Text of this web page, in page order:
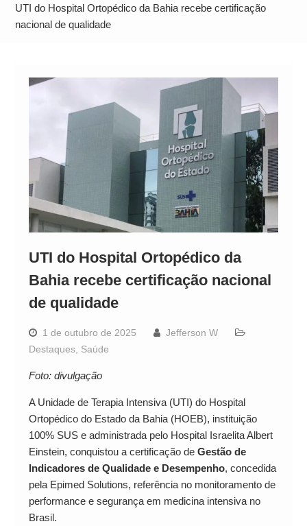
Neymar Chama Santos de “Esquisito” após
Vazamentos e Expõe Dívida de R$ 80 Milhões
UTI do Hospital Ortopédico da Bahia recebe certificação
nacional de qualidade
UTI do Hospital Ortopédico da
Bahia recebe certificação nacional
de qualidade
1 de outubro de 2025
Jefferson W
Destaques, Saúde
Foto: divulgação
A Unidade de Terapia Intensiva (UTI) do Hospital
Ortopédico do Estado da Bahia (HOEB), instituição
100% SUS e administrada pelo Hospital Israelita Albert
Einstein, conquistou a certificação de Gestão de
Indicadores de Qualidade e Desempenho, concedida
pela Epimed Solutions, referência no monitoramento de
performance e segurança em medicina intensiva no
Brasil.